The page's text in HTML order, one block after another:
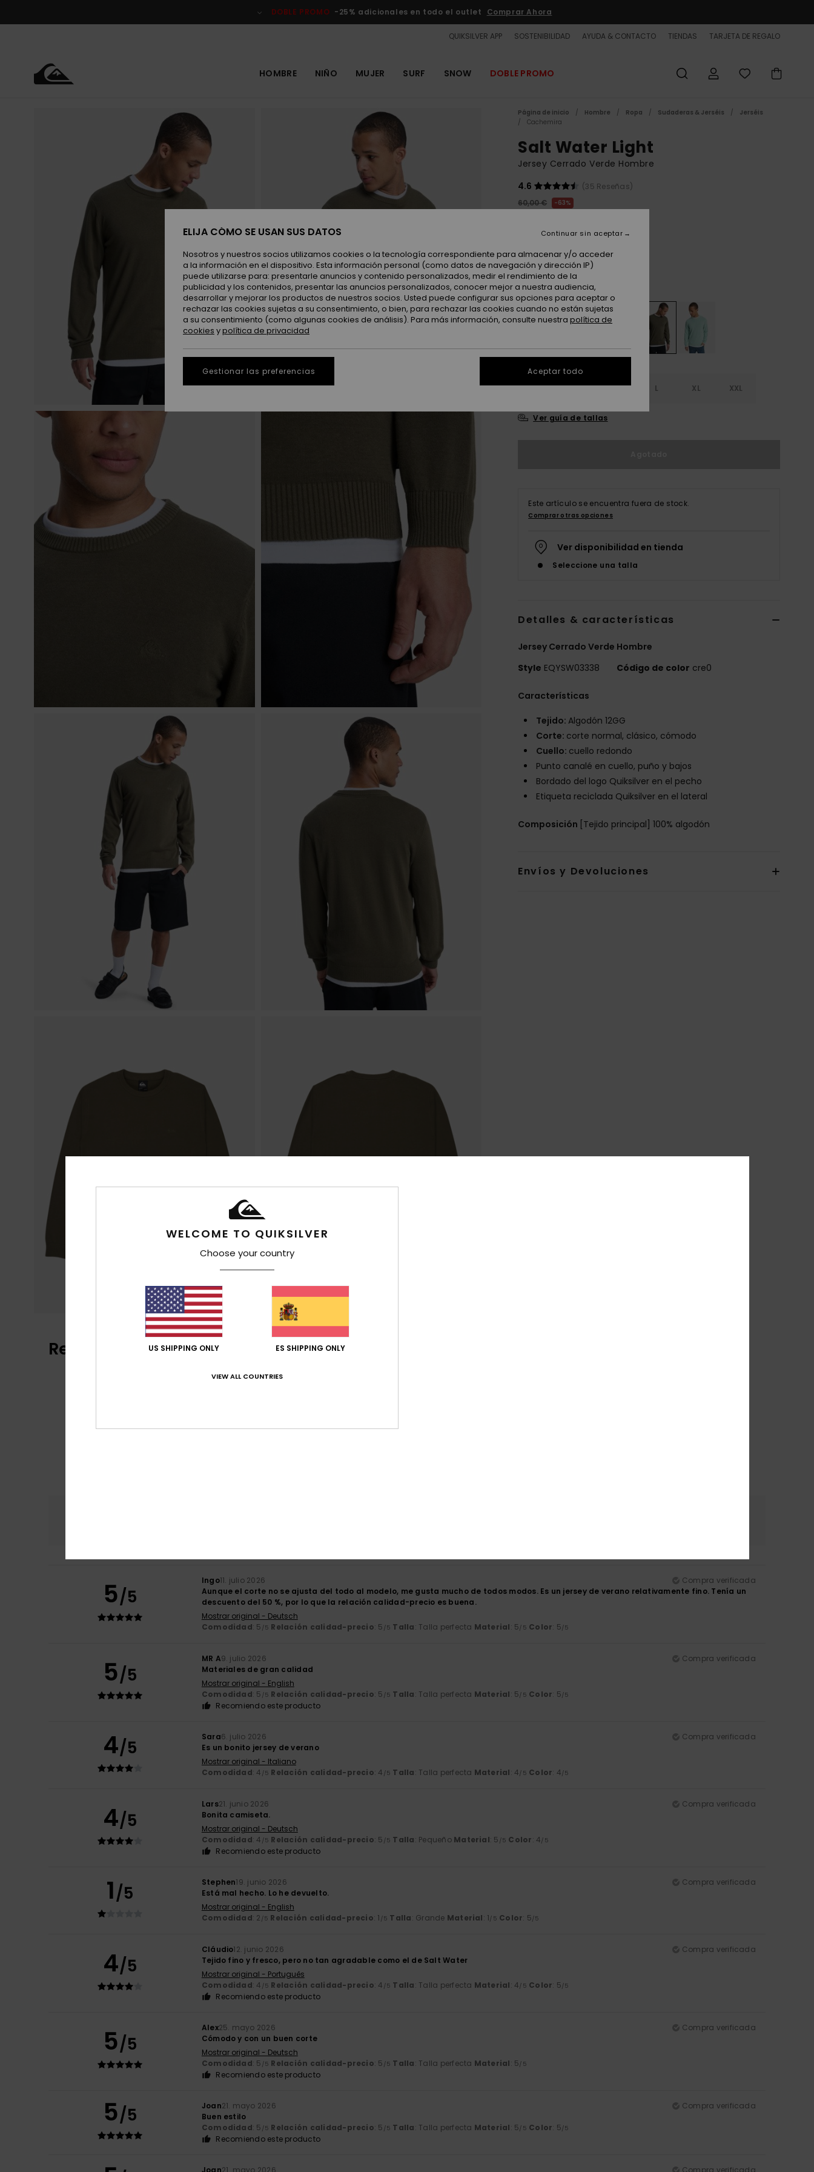
del
DOBLE PROMO -25% adicionales en todo el outlet Comprar Ahora
QUIKSILVER APP SOSTENIBILIDAD AYUDA & CONTACTO TIENDAS TARJETA DE REGALO
HOMBRE NIÑO MUJER SURF SNOW DOBLE PROMO
Página de inicio Hombre Ropa Sudaderas & Jerséis
Jerséis
Cachemira
Salt Water Light
Jersey Cerrado Verde Hombre
4.6
(35 Reseñas)
60,00 €
63%
OUTLET
DOBLE PROMO -25% EXTRA
ColorGrape Leaf
XS S M L XL XXL
Ver guía de tallas
Este artículo se encuentra fuera de stock.
Comprar otras opciones
Ver disponibilidad en tienda
Seleccione una talla
Detalles & características
Jersey Cerrado Verde Hombre
Style EQYSW03338 Código de color cre0
Características
Tejido: Algodón 12GG
Corte: corte normal, clásico, cómodo
Cuello: cuello redondo
Punto canalé en cuello, puño y bajos
Bordado del logo Quiksilver en el pecho
Etiqueta reciclada Quiksilver en el lateral
Composición [Tejido principal] 100% algodón
Envíos y Devoluciones
Reseñas de los clientes
4.6
5/5
Ingo11. julio 2026
Compra verificada
Aunque el corte no se ajusta del todo al modelo, me gusta mucho de todos modos. Es un jersey de verano relativamente fino. Tenía un
descuento del 50 %, por lo que la relación calidad-precio es buena.
Mostrar original - Deutsch
Comodidad: 5 /5 Relación calidad-precio: 5 /5 Talla: Talla perfecta Material: 5/5 Color: 5/5
5/5
MR A9. julio 2026
Compra verificada
Materiales de gran calidad
Mostrar original - English
Comodidad: 5 /5 Relación calidad-precio: 5 /5 Talla: Talla perfecta Material: 5/5 Color: 5/5
Recomiendo este producto
4/5 Sara6. julio 2026
Compra verificada
Es un bonito jersey de verano
Mostrar original - Italiano
Comodidad: 4 /5 Relación calidad-precio: 4 /5 Talla: Talla perfecta Material: 4/5 Color: 4/5
4/5
Lars21. junio 2026
Compra verificada
Bonita camiseta.
Mostrar original - Deutsch
Comodidad: 4 /5 Relación calidad-precio: 5 /5 Talla: Pequeño Material: 5 /5 Color: 4/5
Recomiendo este producto
1/5 Stephen19. junio 2026
Compra verificada
Está mal hecho. Lo he devuelto.
Mostrar original - English
Comodidad: 2 /5 Relación calidad-precio: 1 /5 Talla: Grande Material: 1/5 Color: 5/5
4/5
Cláudio12. junio 2026
Compra verificada
Tejido fino y fresco, pero no tan agradable como el de Salt Water
Mostrar original - Português
Comodidad: 4 /5 Relación calidad-precio: 4 /5 Talla: Talla perfecta Material: 4/5 Color: 5/5
Recomiendo este producto
5/5
Alex25. mayo 2026
Compra verificada
Cómodo y con un buen corte
Mostrar original - Deutsch
Comodidad: 5 /5 Relación calidad-precio: 5 /5 Talla: Talla perfecta Material: 5/5
Recomiendo este producto
5/5 Joan21. mayo 2026
Compra verificada
Buen estilo
Comodidad: 5 /5 Relación calidad-precio: 5 /5 Talla: Talla perfecta Material: 5/5 Color: 5/5
Recomiendo este producto
WELCOME TO QUIKSILVER
Choose your country
US SHIPPING ONLY ES SHIPPING ONLY
VIEW ALL COUNTRIES
ELIJA CÓMO SE USAN SUS DATOS
Nosotros y nuestros socios utilizamos cookies o la tecnología correspondiente para almacenar y/o acceder
a la información en el dispositivo. Esta información personal (como datos de navegación y dirección IP)
puede utilizarse para: presentarle anuncios y contenido personalizados, medir el rendimiento de la
publicidad y los contenidos, presentar las anuncios personalizados, conocer mejor a nuestra audiencia,
desarrollar y mejorar los productos de nuestros socios. Usted puede configurar sus opciones para aceptar o
rechazar las cookies sujetas a su consentimiento, o bien, para rechazar las cookies cuando no están sujetas
a su consentimiento (como algunas cookies de análisis). Para más información, consulte nuestra política de
cookies ypolítica de privacidad
Gestionar las preferencias
Continuar sin aceptar
Aceptar todo